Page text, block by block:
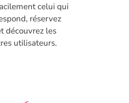
celui qui
réservez
découvrez les
utilisateurs.